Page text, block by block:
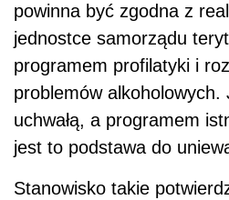
powinna być zgodna z
jednostce samorządu
programem profilatyki i
problemów alkoholowych.
uchwałą, a programem
jest to podstawa do
Stanowisko takie